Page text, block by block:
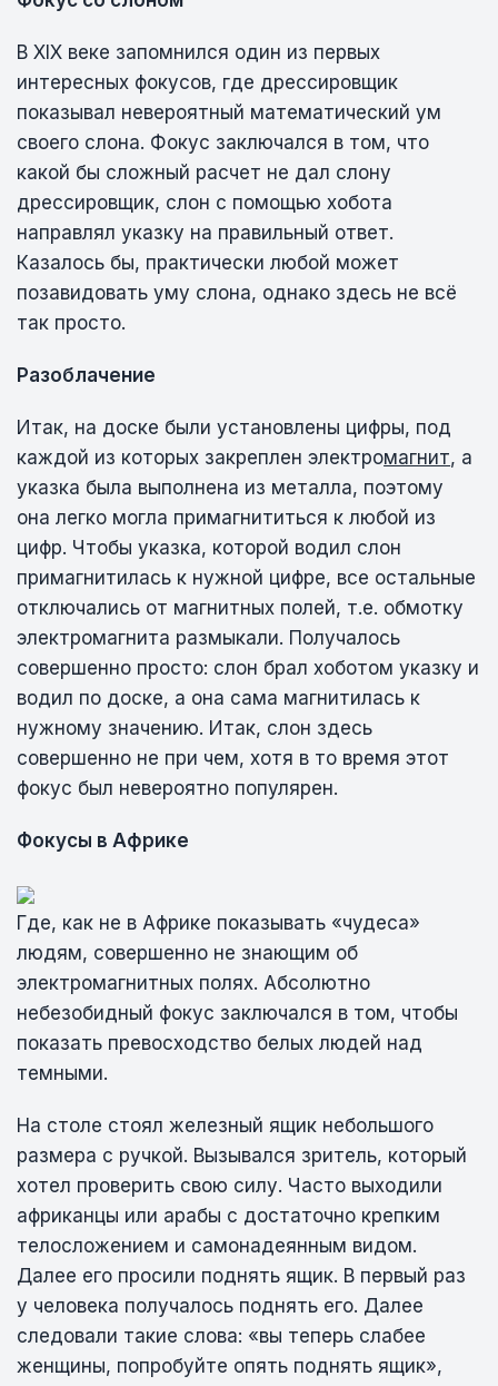
В XIX веке запомнился один из первых
интересных фокусов, где дрессировщик
показывал невероятный математический ум
своего слона. Фокус заключался в том, что
какой бы сложный расчет не дал слону
дрессировщик, слон с помощью хобота
направлял указку на правильный ответ.
Казалось бы, практически любой может
позавидовать уму слона, однако здесь не всё
так просто.
Разоблачение
Итак, на доске были установлены цифры, под
каждой из которых закреплен электромагнит, а
указка была выполнена из металла, поэтому
она легко могла примагнититься к любой из
цифр. Чтобы указка, которой водил слон
примагнитилась к нужной цифре, все остальные
отключались от магнитных полей, т.е. обмотку
электромагнита размыкали. Получалось
совершенно просто: слон брал хоботом указку и
водил по доске, а она сама магнитилась к
нужному значению. Итак, слон здесь
совершенно не при чем, хотя в то время этот
фокус был невероятно популярен.
Фокусы в Африке
Где, как не в Африке показывать «чудеса»
людям, совершенно не знающим об
электромагнитных полях. Абсолютно
небезобидный фокус заключался в том, чтобы
показать превосходство белых людей над
темными.
На столе стоял железный ящик небольшого
размера с ручкой. Вызывался зритель, который
хотел проверить свою силу. Часто выходили
африканцы или арабы с достаточно крепким
телосложением и самонадеянным видом.
Далее его просили поднять ящик. В первый раз
у человека получалось поднять его. Далее
следовали такие слова: «вы теперь слабее
женщины, попробуйте опять поднять ящик»,